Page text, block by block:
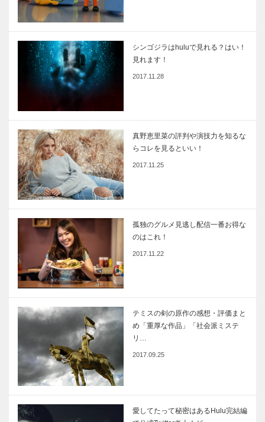
シンゴジラはhuluで見れる？はい！
見れます！
2017.11.28
真野恵里菜の評判や演技力を知るな
らコレを見るといい！
2017.11.25
孤独のグルメ見逃し配信一番お得な
のはこれ！
2017.11.22
テミスの剣の原作の感想・評価まと
め「重厚な作品」「社会派ミステ
リ…
2017.09.25
愛してたって秘密はあるHulu完結編